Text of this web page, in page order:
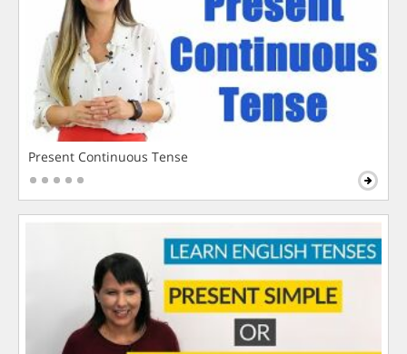
Present Continuous Tense